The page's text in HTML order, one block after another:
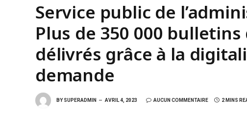
Service public de
Plus de 350 000
délivrés grâce à la
demande
BY SUPERADMIN AVRIL 4, 2023 AUCUN COMMENTAIRE 2 MINS